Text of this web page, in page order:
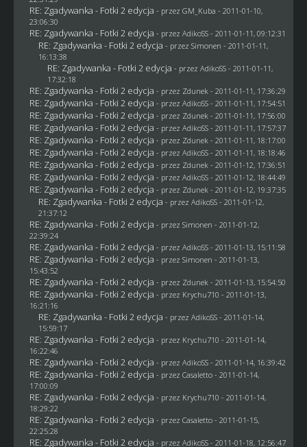
RE: Zgadywanka - Fotki 2 edycja - przez GM_Kuba - 2011-01-10,
23:06:30
RE: Zgadywanka - Fotki 2 edycja - przez AdikoSS - 2011-01-11, 09:12:31
RE: Zgadywanka - Fotki 2 edycja - przez Simonen - 2011-01-11,
16:13:38
RE: Zgadywanka - Fotki 2 edycja - przez AdikoSS - 2011-01-11,
17:32:18
RE: Zgadywanka - Fotki 2 edycja - przez Zdunek - 2011-01-11, 17:36:29
RE: Zgadywanka - Fotki 2 edycja - przez AdikoSS - 2011-01-11, 17:54:51
RE: Zgadywanka - Fotki 2 edycja - przez Zdunek - 2011-01-11, 17:56:00
RE: Zgadywanka - Fotki 2 edycja - przez AdikoSS - 2011-01-11, 17:57:37
RE: Zgadywanka - Fotki 2 edycja - przez Zdunek - 2011-01-11, 18:17:00
RE: Zgadywanka - Fotki 2 edycja - przez AdikoSS - 2011-01-11, 18:18:46
RE: Zgadywanka - Fotki 2 edycja - przez Zdunek - 2011-01-12, 17:36:51
RE: Zgadywanka - Fotki 2 edycja - przez AdikoSS - 2011-01-12, 18:44:49
RE: Zgadywanka - Fotki 2 edycja - przez Zdunek - 2011-01-12, 19:37:35
RE: Zgadywanka - Fotki 2 edycja - przez AdikoSS - 2011-01-12,
21:37:12
RE: Zgadywanka - Fotki 2 edycja - przez Simonen - 2011-01-12,
22:39:24
RE: Zgadywanka - Fotki 2 edycja - przez AdikoSS - 2011-01-13, 15:11:58
RE: Zgadywanka - Fotki 2 edycja - przez Simonen - 2011-01-13,
15:43:52
RE: Zgadywanka - Fotki 2 edycja - przez Zdunek - 2011-01-13, 15:54:50
RE: Zgadywanka - Fotki 2 edycja - przez Krychu710 - 2011-01-13,
16:21:16
RE: Zgadywanka - Fotki 2 edycja - przez AdikoSS - 2011-01-14,
15:59:17
RE: Zgadywanka - Fotki 2 edycja - przez Krychu710 - 2011-01-14,
16:22:46
RE: Zgadywanka - Fotki 2 edycja - przez AdikoSS - 2011-01-14, 16:39:42
RE: Zgadywanka - Fotki 2 edycja - przez Casaletto- 2011-01-14,
17:00:09
RE: Zgadywanka - Fotki 2 edycja - przez Krychu710 - 2011-01-14,
18:29:22
RE: Zgadywanka - Fotki 2 edycja - przez Casaletto- 2011-01-15,
22:25:28
RE: Zgadywanka - Fotki 2 edycja - przez AdikoSS - 2011-01-18, 12:56:47